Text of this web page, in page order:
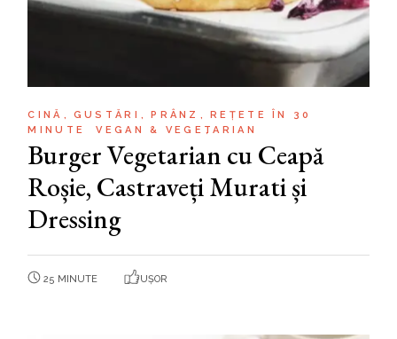
CINĂ GUSTĂRI PRÂNZ
REȚETE ÎN 30
MINUTE
VEGAN & VEGETARIAN
Burger Vegetarian cu Ceapă
Roșie, Castraveți Murati și
Dressing
25 MINUTE UȘOR